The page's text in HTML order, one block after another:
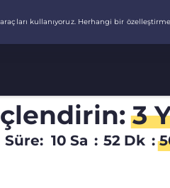
3
10 Sa : 52 Dk :